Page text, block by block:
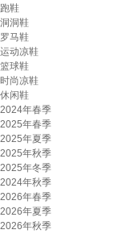
跑鞋
洞洞鞋
罗马鞋
运动凉鞋
篮球鞋
时尚凉鞋
休闲鞋
2024年春季
2025年春季
2025年夏季
2025年秋季
2025年冬季
2024年秋季
2026年春季
2026年夏季
2026年秋季